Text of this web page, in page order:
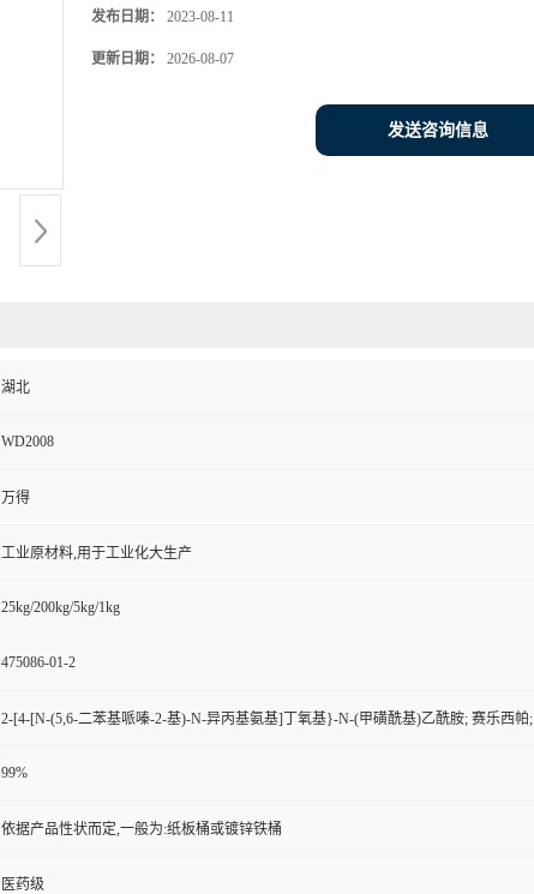
发布日期： 2023-08-11
更新日期： 2026-08-07
发送咨询信息
湖北
WD2008
万得
工业原材料,用于工业化大生产
25kg/200kg/5kg/1kg
475086-01-2
2-[4-[N-(5,6-二苯基哌嗪-2-基)-N-异丙基氨基]丁氧基}-N-(甲磺酰基)乙酰胺; 赛乐西帕;
99%
依据产品性状而定,一般为:纸板桶或镀锌铁桶
医药级